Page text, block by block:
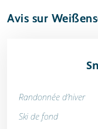
Avis sur
Randonnée d'hiver
Ski de fond